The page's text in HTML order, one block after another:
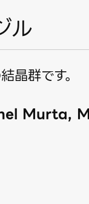
ル
晶群です。
Murta,